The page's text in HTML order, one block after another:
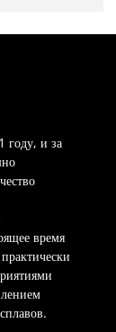
году, и за
время